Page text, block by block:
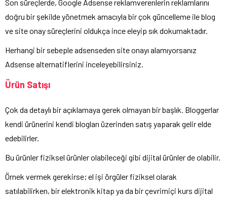
Son süreçlerde, Google Adsense reklamverenlerin reklamlarını
doğru bir şekilde yönetmek amacıyla bir çok güncelleme ile blog
ve site onay süreçlerini oldukça ince eleyip sık dokumaktadır.
Herhangi bir sebeple adsenseden site onayı alamıyorsanız
Adsense alternatiflerini inceleyebilirsiniz.
Ürün Satışı
Çok da detaylı bir açıklamaya gerek olmayan bir başlık. Bloggerlar
kendi ürünerini kendi blogları üzerinden satış yaparak gelir elde
edebilirler.
Bu ürünler fiziksel ürünler olabileceği gibi dijital ürünler de olabilir.
Örnek vermek gerekirse; el işi örgüler fiziksel olarak
satılabilirken, bir elektronik kitap ya da bir çevrimiçi kurs dijital